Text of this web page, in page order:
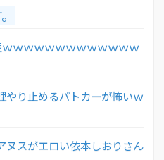
ｗｗｗｗｗｗｗｗｗｗｗｗ
やり止めるパトカーが怖いｗ
ヌスがエロい依本しおりさん